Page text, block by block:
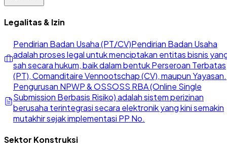
Legalitas & Izin
Pendirian Badan Usaha (PT/CV)Pendirian Badan Usaha
adalah proses legal untuk menciptakan entitas bisnis
sah secara hukum, baik dalam bentuk Perseroan Terbatas
(PT), Comanditaire Vennootschap (CV), maupun Yayasan.
Pengurusan NPWP & OSSOSS RBA (Online Single
Submission Berbasis Risiko) adalah sistem perizinan
berusaha terintegrasi secara elektronik yang kini semakin
mutakhir sejak implementasi PP No.
Sektor Konstruksi